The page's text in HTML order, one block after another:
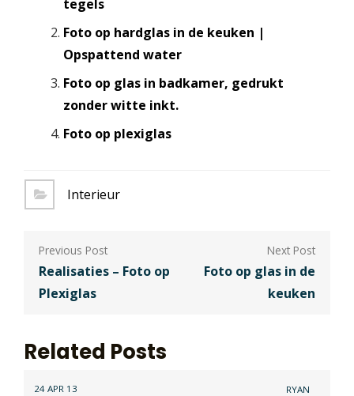
tegels
Foto op hardglas in de keuken |
Opspattend water
Foto op glas in badkamer, gedrukt
zonder witte inkt.
Foto op plexiglas
Interieur
Berichtnavigatie
Realisaties – Foto op
Plexiglas
Foto op glas in de
keuken
Related Posts
24 APR 13 RYAN